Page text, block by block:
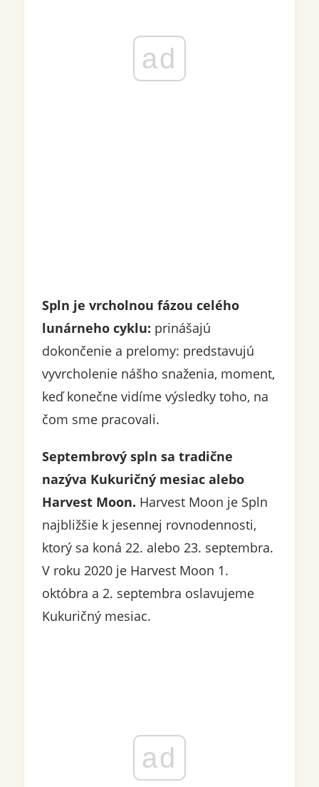
ad
Spln je vrcholnou fázou celého
lunárneho cyklu: prinášajú
dokončenie a prelomy: predstavujú
vyvrcholenie nášho snaženia, moment,
keď konečne vidíme výsledky toho, na
čom sme pracovali.
Septembrový spln sa tradične
nazýva Kukuričný mesiac alebo
Harvest Moon. Harvest Moon je Spln
najbližšie k jesennej rovnodennosti,
ktorý sa koná 22. alebo 23. septembra.
V roku 2020 je Harvest Moon 1.
októbra a 2. septembra oslavujeme
Kukuričný mesiac.
ad